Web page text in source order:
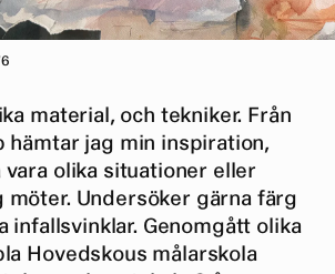
material, och tekniker. Från
hämtar jag min inspiration,
vara olika situationer eller
möter. Undersöker gärna färg
infallsvinklar. Genomgått olika
Hovedskous målarskola